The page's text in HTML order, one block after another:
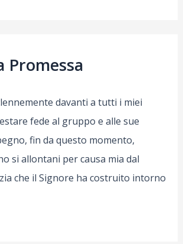
Promessa
davanti a tutti i miei
fede al gruppo e alle sue
fin da questo momento,
si allontani per causa mia dal
che il Signore ha costruito intorno